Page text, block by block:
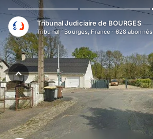
Tribunal Judiciaire de BOURGES
Tribunal·Bourges, France · 628abonnés